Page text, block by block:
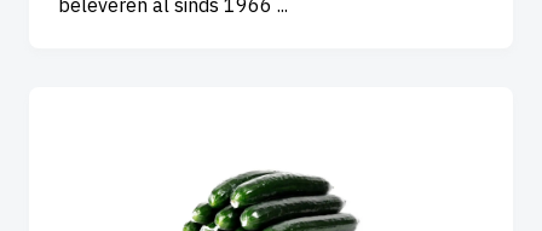
beleveren al sinds 1966 ...